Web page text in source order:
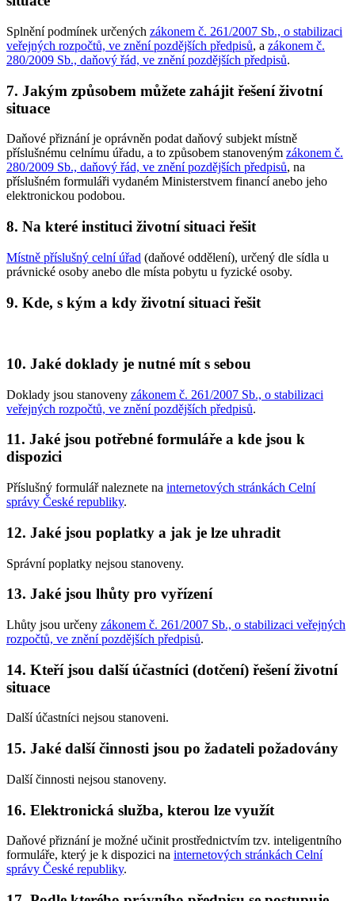
Splnění podmínek určených zákonem č. 261/2007 Sb., o stabilizaci
veřejných rozpočtů, ve znění pozdějších předpisů, a zákonem č.
280/2009 Sb., daňový řád, ve znění pozdějších předpisů.
7. Jakým způsobem můžete zahájit řešení životní
situace
Daňové přiznání je oprávněn podat daňový subjekt místně
příslušnému celnímu úřadu, a to způsobem stanoveným zákonem č.
280/2009 Sb., daňový řád, ve znění pozdějších předpisů, na
příslušném formuláři vydaném Ministerstvem financí anebo jeho
elektronickou podobou.
8. Na které instituci životní situaci řešit
Místně příslušný celní úřad (daňové oddělení), určený dle sídla u
právnické osoby anebo dle místa pobytu u fyzické osoby.
9. Kde, s kým a kdy životní situaci řešit
10. Jaké doklady je nutné mít s sebou
Doklady jsou stanoveny zákonem č. 261/2007 Sb., o stabilizaci
veřejných rozpočtů, ve znění pozdějších předpisů.
11. Jaké jsou potřebné formuláře a kde jsou k
dispozici
Příslušný formulář naleznete na internetových stránkách Celní
správy České republiky.
12. Jaké jsou poplatky a jak je lze uhradit
Správní poplatky nejsou stanoveny.
13. Jaké jsou lhůty pro vyřízení
Lhůty jsou určeny zákonem č. 261/2007 Sb., o stabilizaci veřejných
rozpočtů, ve znění pozdějších předpisů.
14. Kteří jsou další účastníci (dotčení) řešení životní
situace
Další účastníci nejsou stanoveni.
15. Jaké další činnosti jsou po žadateli požadovány
Další činnosti nejsou stanoveny.
16. Elektronická služba, kterou lze využít
Daňové přiznání je možné učinit prostřednictvím tzv. inteligentního
formuláře, který je k dispozici na internetových stránkách Celní
správy České republiky.